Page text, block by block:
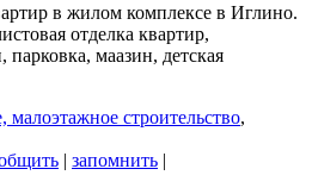
в жилом комплексе в Иглино.
отделка квартир,
маазин, детская
строительство,
| запомнить |